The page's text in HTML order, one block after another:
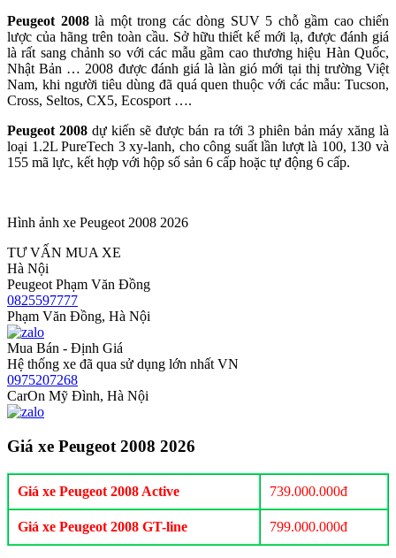
Peugeot 2008là một trong các dòng SUV 5 chỗ gầm cao chiến
lược của hãng trên toàn cầu. Sở hữu thiết kế mới lạ, được đánh giá
là rất sang chảnh so với các mẫu gầm cao thương hiệu Hàn Quốc,
Nhật Bản … 2008 được đánh giá là làn gió mới tại thị trường Việt
Nam, khi người tiêu dùng đã quá quen thuộc với các mẫu: Tucson,
Cross, Seltos, CX5, Ecosport ….
Peugeot 2008dự kiến sẽ được bán ra tới 3 phiên bản máy xăng là
loại 1.2L PureTech 3 xy-lanh, cho công suất lần lượt là 100, 130 và
155 mã lực, kết hợp với hộp số sản 6 cấp hoặc tự động 6 cấp.
Hình ảnh xe Peugeot 2008 2026
TƯ VẤN MUA XE
Hà Nội
Peugeot Phạm Văn Đồng
0825597777
Phạm Văn Đồng, Hà Nội
Mua Bán - Định Giá
Hệ thống xe đã qua sử dụng lớn nhất VN
0975207268
CarOn Mỹ Đình, Hà Nội
Giá xe Peugeot 2008 2026
Giá xe Peugeot 2008 Active 739.000.000đ
Giá xe Peugeot 2008 GT-line 799.000.000đ